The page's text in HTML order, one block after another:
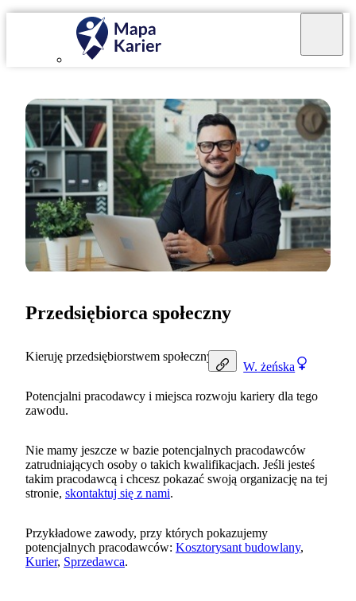
W. żeńska
Przedsiębiorca społeczny
Kieruję przedsiębiorstwem społecznym.
Potencjalni pracodawcy i miejsca rozwoju kariery dla tego
zawodu.
Nie mamy jeszcze w bazie potencjalnych pracodawców
zatrudniających osoby o takich kwalifikacjach. Jeśli jesteś
takim pracodawcą i chcesz pokazać swoją organizację na tej
stronie, skontaktuj się z nami.
Przykładowe zawody, przy których pokazujemy
potencjalnych pracodawców: Kosztorysant budowlany,
Kurier, Sprzedawca.